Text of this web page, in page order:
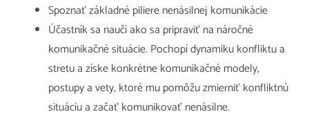
Spoznať základné piliere nenásilnej komunikácie
Účastník sa naučí ako sa pripraviť na náročné
komunikačné situácie. Pochopí dynamiku konfliktu a
stretu a získe konkrétne komunikačné modely,
postupy a vety, ktoré mu pomôžu zmierniť konfliktnú
situáciu a začať komunikovať nenásilne.